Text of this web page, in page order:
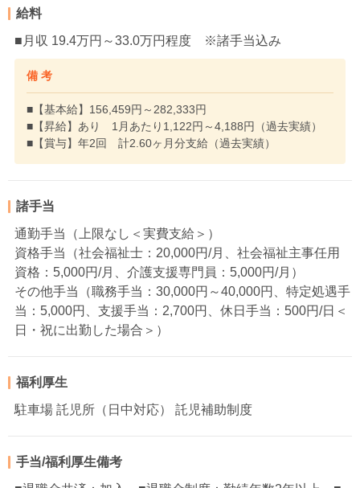
給料
■月収 19.4万円～33.0万円程度 ※諸手当込み
備 考
■【基本給】156,459円～282,333円
■【昇給】あり 1月あたり1,122円～4,188円（過去実績）
■【賞与】年2回 計2.60ヶ月分支給（過去実績）
諸手当
通勤手当（上限なし＜実費支給＞）
資格手当（社会福祉士：20,000円/月、社会福祉主事任用
資格：5,000円/月、介護支援専門員：5,000円/月）
その他手当（職務手当：30,000円～40,000円、特定処遇手
当：5,000円、支援手当：2,700円、休日手当：500円/日＜
日・祝に出勤した場合＞）
福利厚生
駐車場 託児所（日中対応） 託児補助制度
手当/福利厚生備考